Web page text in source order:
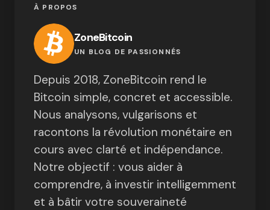
À PROPOS
ZoneBitcoin
UN BLOG DE PASSIONNÉS
Depuis 2018, ZoneBitcoin rend le
Bitcoin simple, concret et accessible.
Nous analysons, vulgarisons et
racontons la révolution monétaire en
cours avec clarté et indépendance.
Notre objectif : vous aider à
comprendre, à investir intelligemment
et à bâtir votre souveraineté